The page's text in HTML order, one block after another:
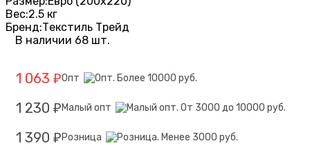
Вес:2.5 кг
Бренд:Текстиль Трейд
В наличии 68 шт.
1 063 ₽Опт
1 230 ₽ Малый опт
1 390 ₽ Розница